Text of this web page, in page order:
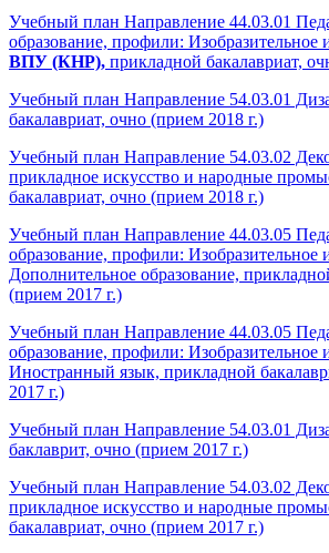
Учебный план Направление 44.03.01
образование, профили: Изобразительное
ВПУ (КНР), прикладной бакалавриат,
Учебный план Направление 54.03.01
бакалавриат, очно (прием 2018 г.)
Учебный план Направление 54.03.02
прикладное искусство и народные
бакалавриат, очно (прием 2018 г.)
Учебный план Направление 44.03.05
образование, профили: Изобразительное
Дополнительное образование,
(прием 2017 г.)
Учебный план Направление 44.03.05
образование, профили: Изобразительное
Иностранный язык, прикладной
2017 г.)
Учебный план Направление 54.03.01
баклаврит, очно (прием 2017 г.)
Учебный план Направление 54.03.02
прикладное искусство и народные
бакалавриат, очно (прием 2017 г.)